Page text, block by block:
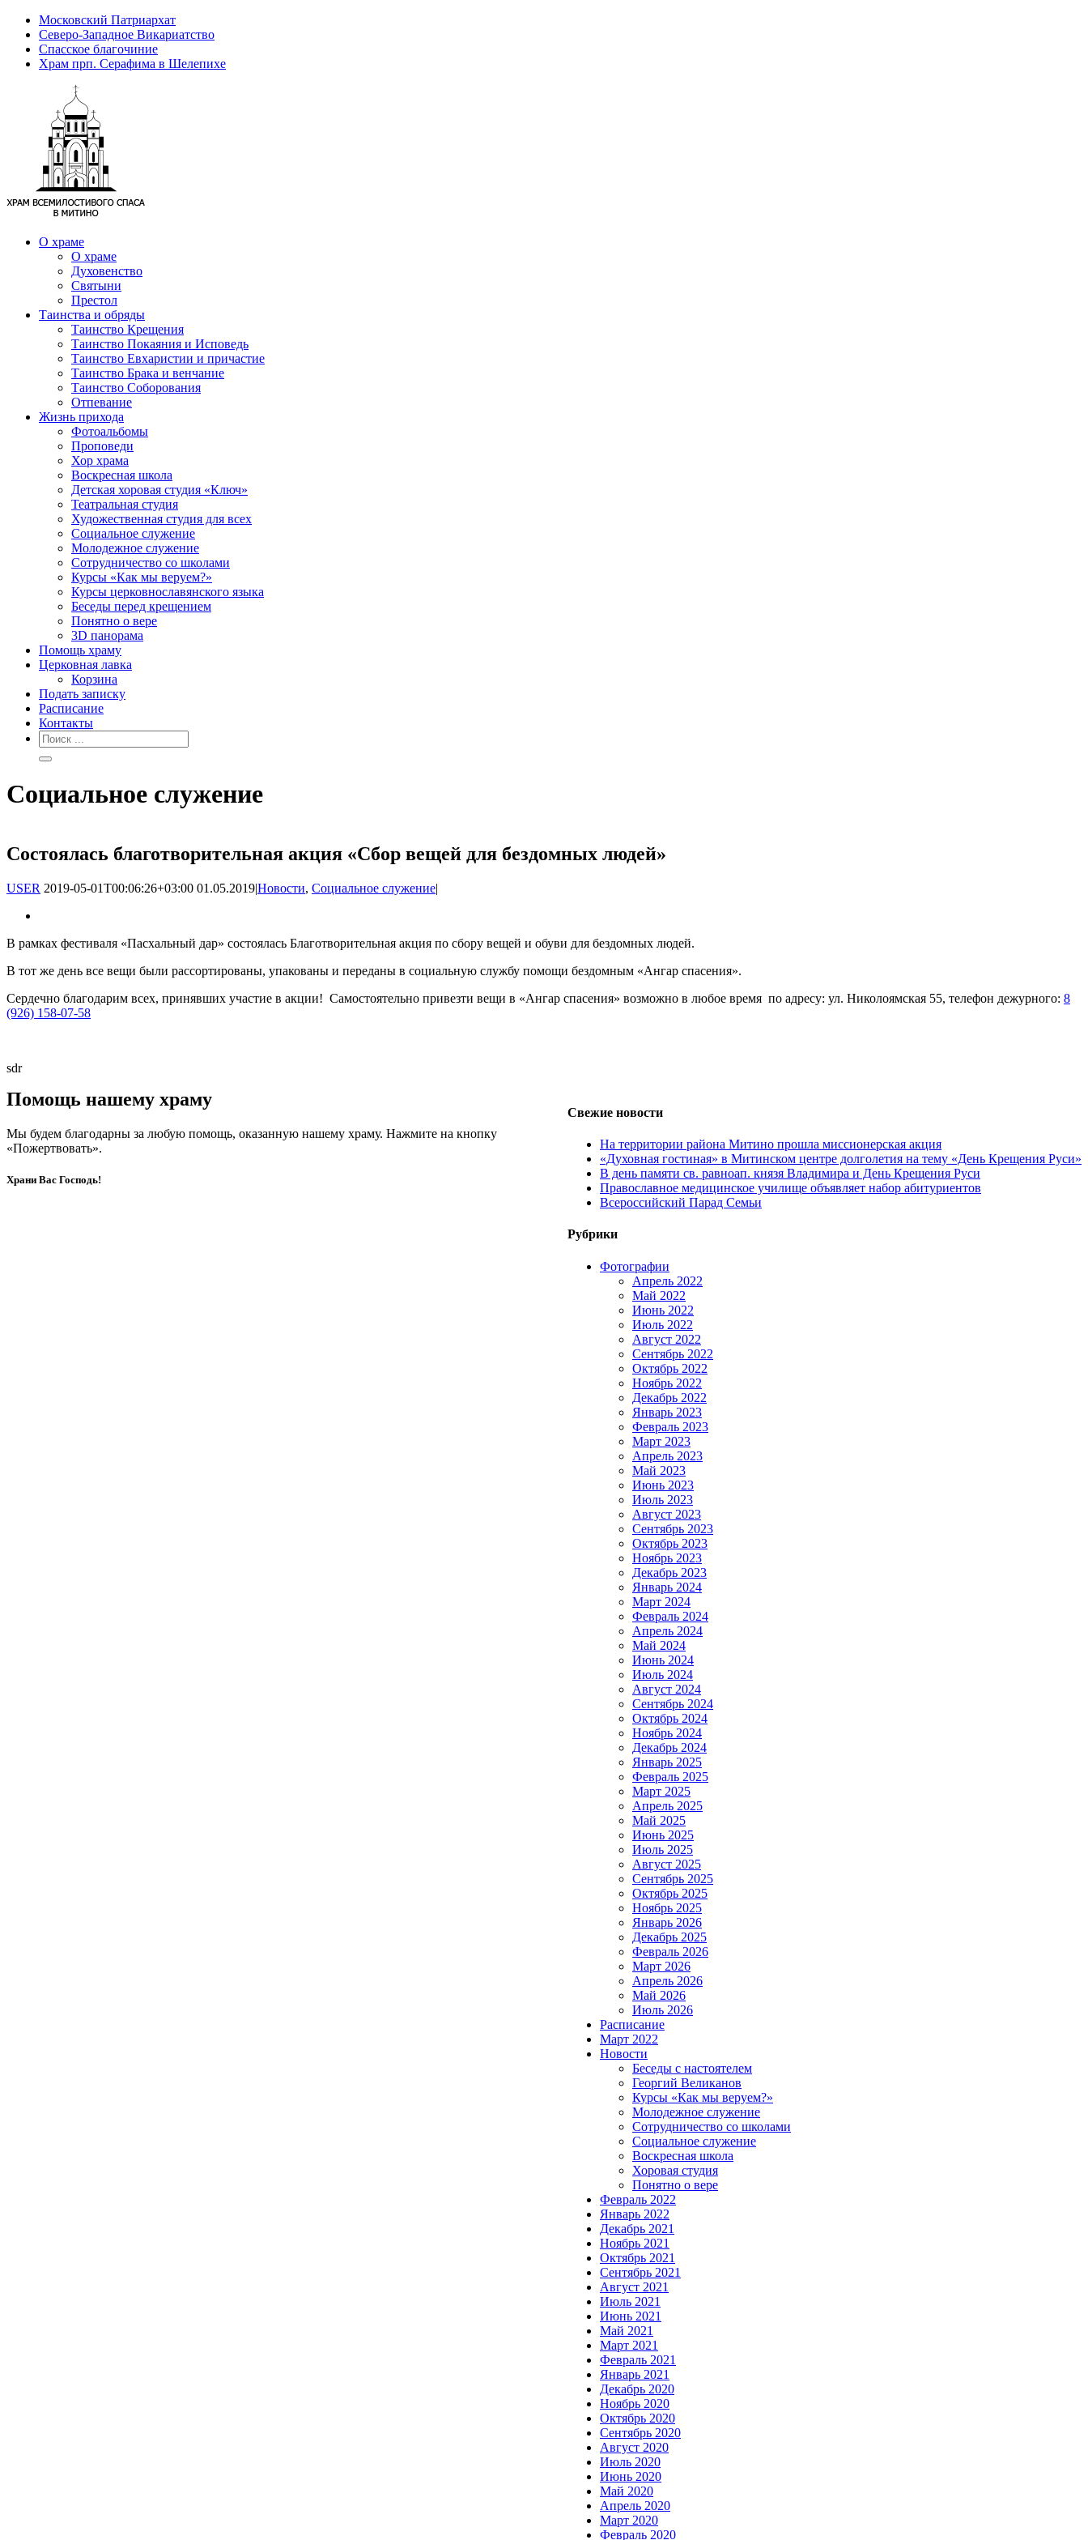
Московский Патриархат
Северо-Западное Викариатство
Спасское благочиние
Храм прп. Серафима в Шелепихе
О храме
О храме
Духовенство
Святыни
Престол
Таинства и обряды
Таинство Крещения
Таинство Покаяния и Исповедь
Таинство Евхаристии и причастие
Таинство Брака и венчание
Таинство Соборования
Отпевание
Жизнь прихода
Фотоальбомы
Проповеди
Хор храма
Воскресная школа
Детская хоровая студия «Ключ»
Театральная студия
Х​удожественная студия для всех
Социальное служение
Молодежное служение
Сотрудничество со школами
Курсы «Как мы веруем?»
Курсы церковнославянского языка
Беседы перед крещением
Понятно о вере
3D панорама
Помощь храму
Церковная лавка
Корзина
Подать записку
Расписание
Контакты
Социальное служение
Состоялась благотворительная акция «Сбор вещей для бездомных людей»
USER 2019-05-01T00:06:26+03:00 01.05.2019|Новости, Социальное служение|
В рамках фестиваля «Пасхальный дар» состоялась Благотворительная акция по сбору вещей и обуви для бездомных людей.
В тот же день все вещи были рассортированы, упакованы и переданы в социальную службу помощи бездомным «Ангар спасения».
Сердечно благодарим всех, принявших участие в акции! Самостоятельно привезти вещи в «Ангар спасения» возможно в любое время по адресу: ул. Николоямская 55, телефон дежурного: 8
(926) 158-07-58
sdr
Свежие новости
На территории района Митино прошла миссионерская акция
«Духовная гостиная» в Митинском центре долголетия на тему «День Крещения Руси»
В день памяти св. равноап. князя Владимира и День Крещения Руси
Православное медицинское училище объявляет набор абитуриентов
Всероссийский Парад Семьи
Рубрики
Фотографии
Апрель 2022
Май 2022
Июнь 2022
Июль 2022
Август 2022
Сентябрь 2022
Октябрь 2022
Ноябрь 2022
Декабрь 2022
Январь 2023
Февраль 2023
Март 2023
Апрель 2023
Май 2023
Июнь 2023
Июль 2023
Август 2023
Сентябрь 2023
Октябрь 2023
Ноябрь 2023
Декабрь 2023
Январь 2024
Март 2024
Февраль 2024
Апрель 2024
Май 2024
Июнь 2024
Июль 2024
Август 2024
Сентябрь 2024
Октябрь 2024
Ноябрь 2024
Декабрь 2024
Январь 2025
Февраль 2025
Март 2025
Апрель 2025
Май 2025
Июнь 2025
Июль 2025
Август 2025
Сентябрь 2025
Октябрь 2025
Ноябрь 2025
Январь 2026
Декабрь 2025
Февраль 2026
Март 2026
Апрель 2026
Май 2026
Июль 2026
Расписание
Март 2022
Новости
Беседы с настоятелем
Георгий Великанов
Курсы «Как мы веруем?»
Молодежное служение
Сотрудничество со школами
Социальное служение
Воскресная школа
Хоровая студия
Понятно о вере
Февраль 2022
Январь 2022
Декабрь 2021
Ноябрь 2021
Октябрь 2021
Сентябрь 2021
Август 2021
Июль 2021
Июнь 2021
Май 2021
Март 2021
Февраль 2021
Январь 2021
Декабрь 2020
Ноябрь 2020
Октябрь 2020
Сентябрь 2020
Август 2020
Июль 2020
Июнь 2020
Май 2020
Апрель 2020
Март 2020
Февраль 2020
Помощь нашему храму
Мы будем благодарны за любую помощь, оказанную нашему храму. Нажмите на кнопку
«Пожертвовать».
Храни Вас Господь!